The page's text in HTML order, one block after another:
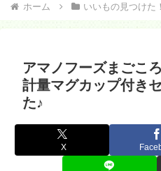
ホーム いいもの見つけた！
アマノフーズまごこ
計量マグカップ付き
た♪
X